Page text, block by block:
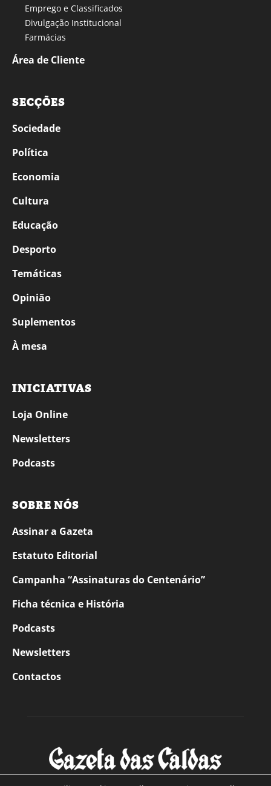
Emprego e Classificados
Divulgação Institucional
Farmácias
Área de Cliente
SECÇÕES
Sociedade
Política
Economia
Cultura
Educação
Desporto
Temáticas
Opinião
Suplementos
À mesa
INICIATIVAS
Loja Online
Newsletters
Podcasts
SOBRE NÓS
Assinar a Gazeta
Estatuto Editorial
Campanha “Assinaturas do Centenário”
Ficha técnica e História
Podcasts
Newsletters
Contactos